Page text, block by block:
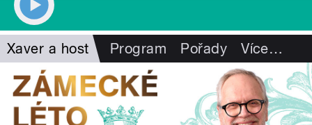
Xaver a host Program Pořady Více…